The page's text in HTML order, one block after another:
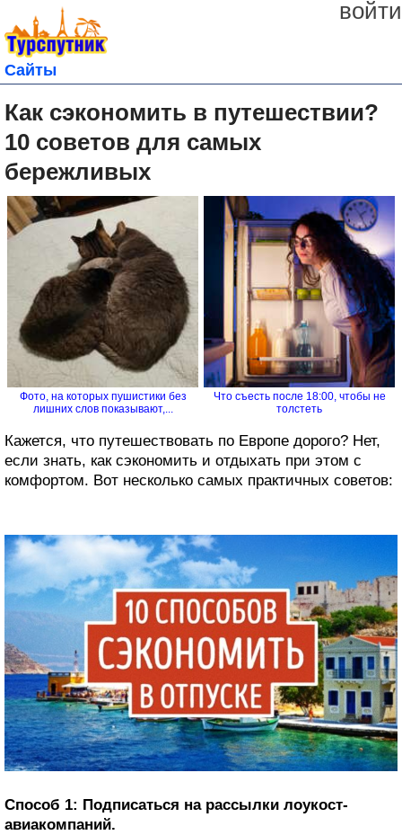
войти
Сайты
Как сэкономить в путешествии?
10 советов для самых
бережливых
Фото, на которых пушистики без
лишних слов показывают,...
Что съесть после 18:00, чтобы не
толстеть
Кажется, что путешествовать по Европе дорого? Нет,
если знать, как сэкономить и отдыхать при этом с
комфортом. Вот несколько самых практичных советов:
Способ 1: Подписаться на рассылки лоукост-
авиакомпаний.